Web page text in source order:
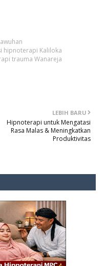
hipnoterapi Kaliloka
trauma Wanareja
LEBIH BARU
Hipnoterapi untuk Mengatasi
Rasa Malas & Meningkatkan
Produktivitas